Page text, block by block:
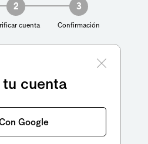
2
cuenta
3
Confirmación
cuenta
Google